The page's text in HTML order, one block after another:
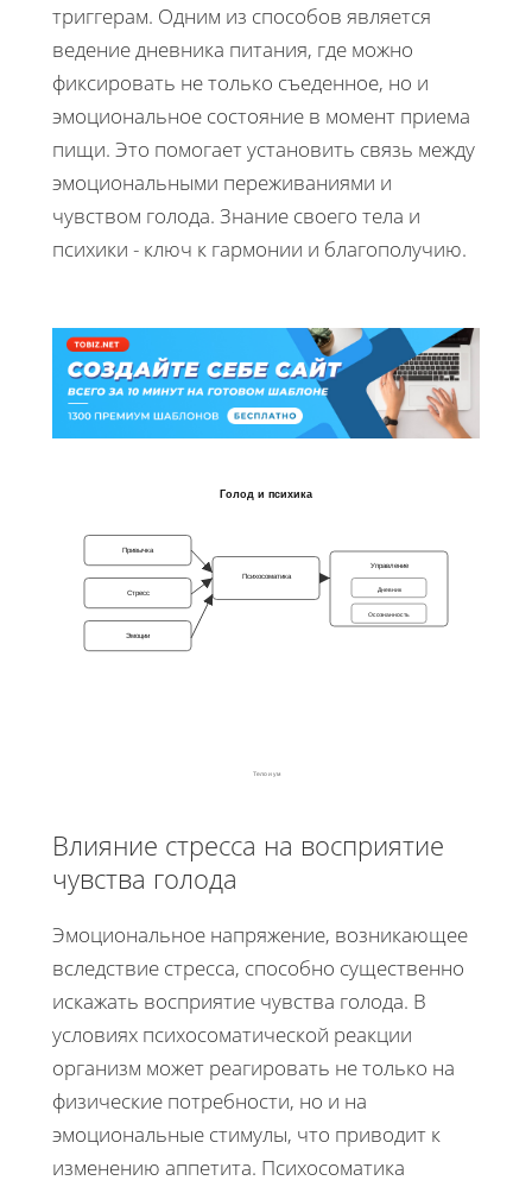
триггерам. Одним из способов является
ведение дневника питания, где можно
фиксировать не только съеденное, но и
эмоциональное состояние в момент приема
пищи. Это помогает установить связь между
эмоциональными переживаниями и
чувством голода. Знание своего тела и
психики - ключ к гармонии и благополучию.
Голод и психика
Привычка
Стресс
Эмоции
Психосоматика
Управление
Дневник
Осознанность
Тело и ум
Влияние стресса на восприятие
чувства голода
Эмоциональное напряжение, возникающее
вследствие стресса, способно существенно
искажать восприятие чувства голода. В
условиях психосоматической реакции
организм может реагировать не только на
физические потребности, но и на
эмоциональные стимулы, что приводит к
изменению аппетита. Психосоматика